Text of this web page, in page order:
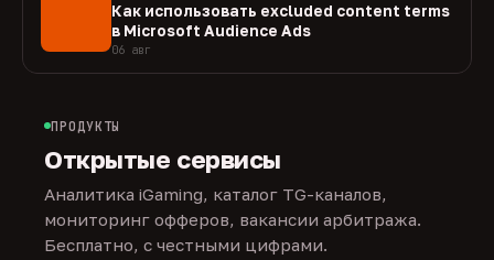
Как использовать excluded content terms
в Microsoft Audience Ads
06 авг
ПРОДУКТЫ
Открытые сервисы
Аналитика iGaming, каталог TG-каналов,
мониторинг офферов, вакансии арбитража.
Бесплатно, с честными цифрами.